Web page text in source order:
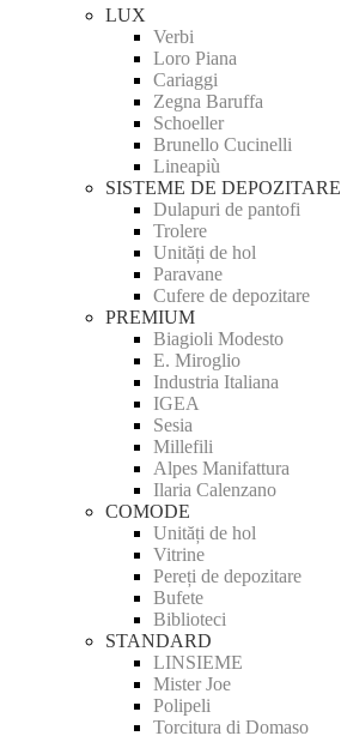
LUX
Verbi
Loro Piana
Cariaggi
Zegna Baruffa
Schoeller
Brunello Cucinelli
Lineapiù
SISTEME DE DEPOZITARE
Dulapuri de pantofi
Trolere
Unități de hol
Paravane
Cufere de depozitare
PREMIUM
Biagioli Modesto
E. Miroglio
Industria Italiana
IGEA
Sesia
Millefili
Alpes Manifattura
Ilaria Calenzano
COMODE
Unități de hol
Vitrine
Pereți de depozitare
Bufete
Biblioteci
STANDARD
LINSIEME
Mister Joe
Polipeli
Torcitura di Domaso